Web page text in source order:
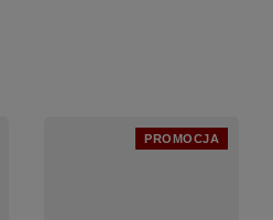
PROMOCJA